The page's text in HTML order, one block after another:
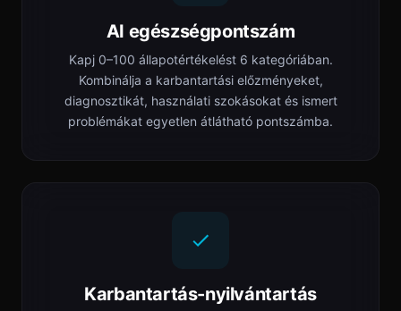
AI egészségpontszám
Kapj 0–100 állapotértékelést 6 kategóriában.
Kombinálja a karbantartási előzményeket,
diagnosztikát, használati szokásokat és ismert
problémákat egyetlen átlátható pontszámba.
Karbantartás-nyilvántartás